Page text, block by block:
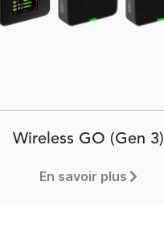
Wireless GO (Gen 3)
En savoir plus